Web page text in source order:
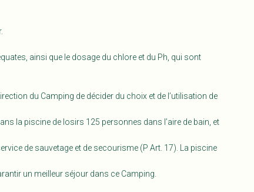
ainsi que le dosage du chlore et du Ph, qui sont
du Camping de décider du choix et de l’utilisation de
la piscine de losirs 125 personnes dans l’aire de bain, et
de sauvetage et de secourisme (P Art. 17). La piscine
un meilleur séjour dans ce Camping.